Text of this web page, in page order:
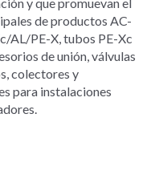
y que promuevan el
de productos AC-
AL/PE-X, tubos PE-Xc
de unión, válvulas
colectores y
para instalaciones